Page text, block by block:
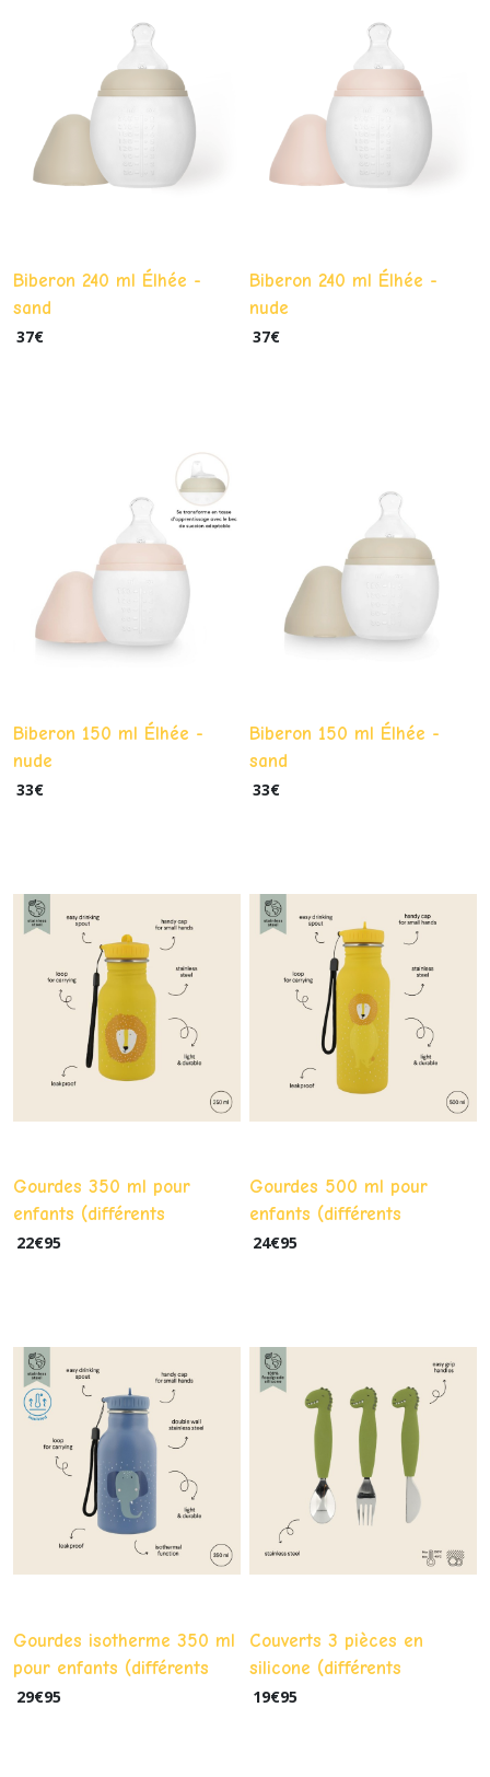
Biberon 240 ml Élhée -
sand
37€
Biberon 240 ml Élhée -
nude
37€
Biberon 150 ml Élhée -
nude
33€
Biberon 150 ml Élhée -
sand
33€
Gourdes 350 ml pour
enfants (différents
modèles)
22€95
Gourdes 500 ml pour
enfants (différents
modèles)
24€95
Gourdes isotherme 350 ml
pour enfants (différents
modèles)
29€95
Couverts 3 pièces en
silicone (différents
modèles)
19€95